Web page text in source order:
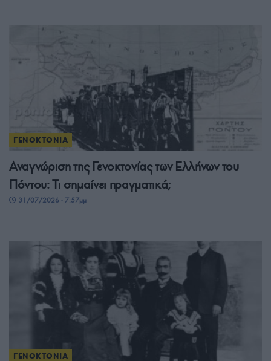
ΓΕΝΟΚΤΟΝΙΑ
Αναγνώριση της Γενοκτονίας των Ελλήνων του
Πόντου: Τι σημαίνει πραγματικά;
31/07/2026 - 7:57μμ
ΓΕΝΟΚΤΟΝΙΑ